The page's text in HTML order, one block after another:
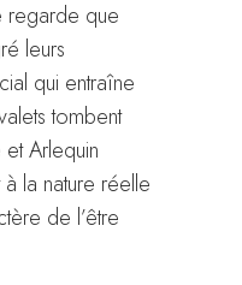
regarde que
leurs
qui entraîne
tombent
Arlequin
la nature réelle
de l’être